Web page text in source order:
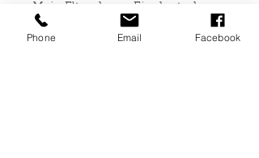
Mein Elternhaus. Ein deutsches
Fanilienalbum
Phone Email Facebook